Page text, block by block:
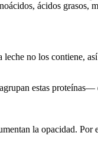
ácidos
no los contiene,
estas
la opacidad. Por